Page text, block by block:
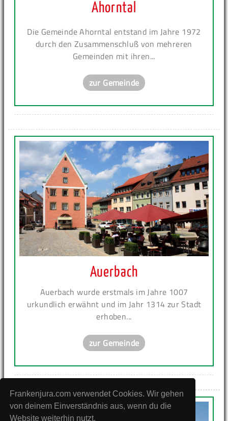
Frankenjura.com verwendet Cookies. Wir gehen
von deinem Einverständnis aus, wenn du die
Website weiterhin nutzt.
Ahorntal
Die Gemeinde Ahorntal entstand im Jahre 1972
durch den Zusammenschluß von mehreren
Gemeinden mit ihren...
zur Gemeinde
Auerbach
Auerbach wurde erstmals im Jahre 1007
urkundlich erwähnt und im Jahr 1314 zur Stadt
erhoben...
zur Gemeinde